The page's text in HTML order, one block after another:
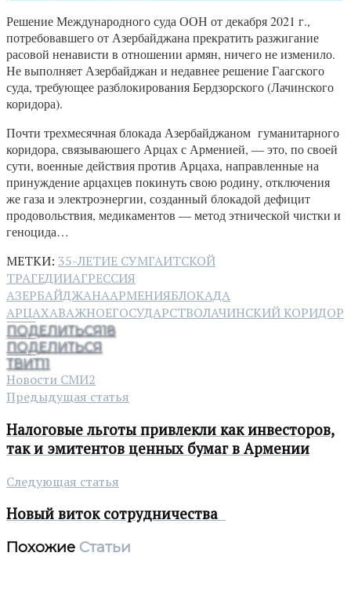
Решение Международного суда ООН от декабря 2021 г.,
потребовавшего от Азербайджана прекратить разжигание
расовой ненависти в отношении армян, ничего не изменило.
Не выполняет Азербайджан и недавнее решение Гаагского
суда, требующее разблокирования Бердзорского (Лачинского
коридора).
Почти трехмесячная блокада Азербайджаном гуманитарного
коридора, связываюшего Арцах с Арменией, — это, по своей
сути, военные действия против Арцаха, направленные на
принуждение арцахцев покинуть свою родину, отключения
же газа и электроэнергии, созданный блокадой дефицит
продовольствия, медикаментов — метод этнической чистки и
геноцида…
МЕТКИ: 35-ЛЕТИЕ СУМГАИТСКОЙ
ТРАГЕДИИАГРЕССИЯ
АЗЕРБАЙДЖАНААРМЕНИЯБЛОКАДА
АРЦАХАВАЖНОЕГОСУДАРСТВОЛАЧИНСКИЙ КОРИДОР
ПОДЕЛИТЬСЯ18
ПОДЕЛИТЬСЯ
ТВИТ11
Новости СМИ2
Предыдущая статья
Налоговые льготы привлекли как инвесторов,
так и эмитентов ценных бумаг в Армении
Следующая статья
Новый виток сотрудничества
Похожие Статьи